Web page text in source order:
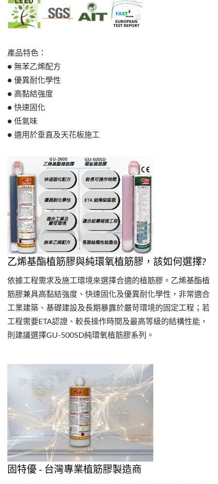
產品特色：
● 無苯乙烯配方
● 優異耐化學性
● 高黏結強度
● 快速固化
● 低氣味
● 適用於垂直及天花板施工
乙烯基酯植筋膠與純環氧植筋膠，該如何選擇?
依據工程需求及施工環境來選擇合適的植筋膠。乙烯基酯植
筋膠兼具高黏結強度、快速固化及優異耐化學性，非常適合
工業建築、基礎建設及長期暴露於嚴苛環境的固定工程；若
工程需要ETA認證、較長操作時間及最高等級的結構性能，
則建議選擇GU-500SD純環氧植筋膠系列。
固特優 - 台灣專業植筋膠製造商